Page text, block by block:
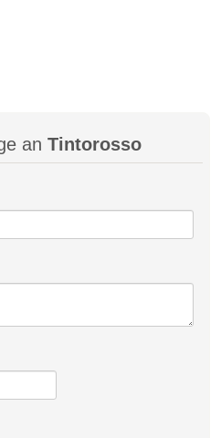
an Tintorosso